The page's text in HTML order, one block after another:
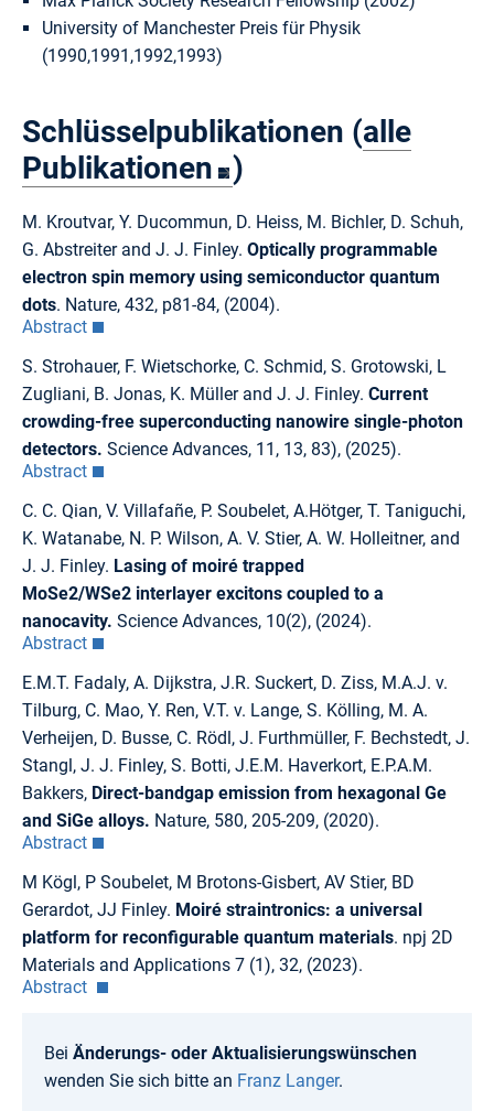
University of Manchester Preis für Physik
(1990,1991,1992,1993)
Schlüsselpublikationen (alle
Publikationen )
M. Kroutvar, Y. Ducommun, D. Heiss, M. Bichler, D. Schuh,
G. Abstreiter and J. J. Finley. Optically programmable
electron spin memory using semiconductor quantum
dots. Nature, 432, p81-84, (2004).
Abstract
S. Strohauer, F. Wietschorke, C. Schmid, S. Grotowski, L
Zugliani, B. Jonas, K. Müller and J. J. Finley. Current
crowding-free superconducting nanowire single-photon
detectors. Science Advances, 11, 13, 83), (2025).
Abstract
C. C. Qian, V. Villafañe, P. Soubelet, A.Hötger, T. Taniguchi,
K. Watanabe, N. P. Wilson, A. V. Stier, A. W. Holleitner, and
J. J. Finley. Lasing of moiré trapped
MoSe2/WSe2 interlayer excitons coupled to a
nanocavity. Science Advances, 10(2), (2024).
Abstract
E.M.T. Fadaly, A. Dijkstra, J.R. Suckert, D. Ziss, M.A.J. v.
Tilburg, C. Mao, Y. Ren, V.T. v. Lange, S. Kölling, M. A.
Verheijen, D. Busse, C. Rödl, J. Furthmüller, F. Bechstedt, J.
Stangl, J. J. Finley, S. Botti, J.E.M. Haverkort, E.P.A.M.
Bakkers, Direct-bandgap emission from hexagonal Ge
and SiGe alloys. Nature, 580, 205-209, (2020).
Abstract
M Kögl, P Soubelet, M Brotons-Gisbert, AV Stier, BD
Gerardot, JJ Finley. Moiré straintronics: a universal
platform for reconfigurable quantum materials. npj 2D
Materials and Applications 7 (1), 32, (2023).
Abstract
Bei Änderungs- oder Aktualisierungswünschen
wenden Sie sich bitte an Franz Langer.